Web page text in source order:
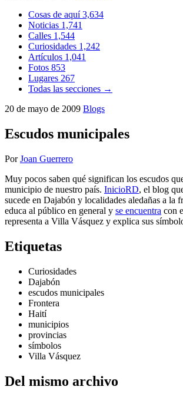
Cosas de aquí3,634
Noticias 1,741
Calles 1,544
Curiosidades 1,242
Artículos 1,041
Fotos 853
Lugares 267
Todas las secciones →
20 de mayo de 2009 Blogs
Escudos municipales
PorJoan Guerrero
Muy pocos saben qué significan los escudos
municipio de nuestro país. InicioRD, el blog
sucede en Dajabón y localidades aledañas a la
educa al público en general y se encuentra con
representa a Villa Vásquez y explica sus
Etiquetas
Curiosidades
Dajabón
escudos municipales
Frontera
Haití
municipios
provincias
símbolos
Villa Vásquez
Del mismo archivo